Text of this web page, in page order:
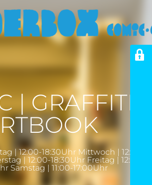
| GRAFFITI |
| 12:00-18:30Uhr Mittwoch | 12:00-
| 12:00-18:30Uhr Freitag | 12:00-
Samstag | 11:00-17:00Uhr